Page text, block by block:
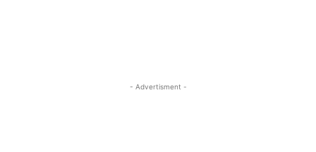
- Advertisment -